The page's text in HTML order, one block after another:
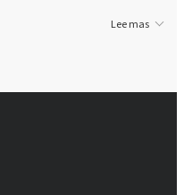
Lee mas